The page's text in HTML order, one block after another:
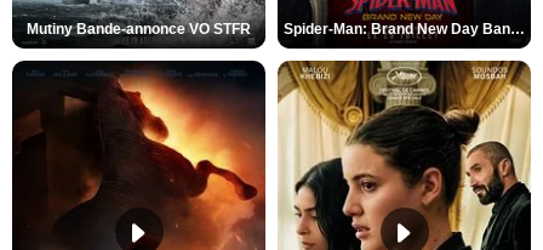
Mutiny Bande-annonce VO STFR Spider-Man: Brand New Day Bande-annonce VO STFR